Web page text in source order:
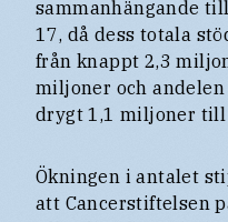
sammanhängande
17, då dess totala
från knappt 2,3
miljoner och
drygt 1,1 miljoner
Ökningen i antalet
att Cancerstiftelsen